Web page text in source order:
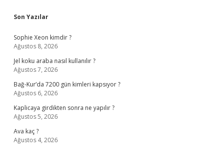
Sidebar
Son Yazılar
Sophie Xeon kimdir ?
Ağustos 8, 2026
Jel koku araba nasıl kullanılır ?
Ağustos 7, 2026
Bağ-Kur’da 7200 gün kimleri kapsıyor ?
Ağustos 6, 2026
Kaplicaya girdikten sonra ne yapılır ?
Ağustos 5, 2026
Ava kaç ?
Ağustos 4, 2026